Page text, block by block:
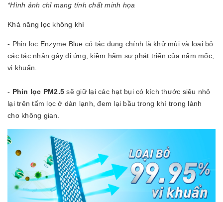
*Hình ảnh chỉ mang tính chất minh họa
Khả năng lọc không khí
- Phin lọc Enzyme Blue có tác dụng chính là khử mùi và loại bỏ
các tác nhân gây dị ứng, kiềm hãm sự phát triển của nấm mốc,
vi khuẩn.
- Phin lọc PM2.5 sẽ giữ lại các hạt bụi có kích thước siêu nhỏ
lại trên tấm lọc ở dàn lạnh, đem lại bầu trong khí trong lành
cho không gian.